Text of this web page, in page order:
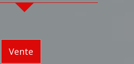
Vente